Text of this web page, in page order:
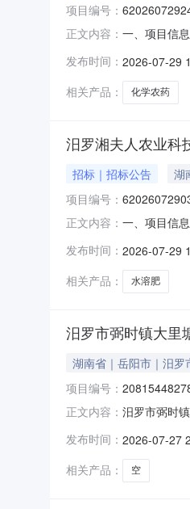
项目编号：
正文内容： 一、项目信
许可证,企业
发布时间： 2026-07-29
相关产品：
化学农药
汨罗湘夫人农业科
招标｜招标公告 湖
项目编号：
正文内容： 一、项目信
执照,企业资
发布时间： 2026-07-29
相关产品：
水溶肥
汨罗市弼时镇大里
湖南省｜岳阳市｜汨罗
项目编号：
正文内容： 汨罗市弼时
农业农村发
发布时间： 2026-07-27
相关产品：
空